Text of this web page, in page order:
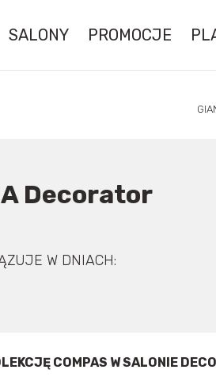
SALONY PROMOCJE
Decorator
W DNIACH:
COMPAS W SALONIE